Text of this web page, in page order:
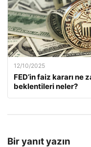
12/10/2025
FED’in faiz kararı ne
beklentileri neler?
Bir yanıt yazın